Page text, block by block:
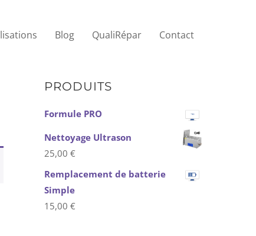
Blog QualiRépar Contact
PRODUITS
Formule PRO
Nettoyage Ultrason
25,00€
Remplacement de batterie
Simple
15,00€